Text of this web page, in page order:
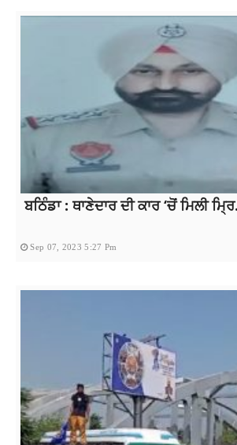
ਬਠਿੰਡਾ : ਥਾਣੇਦਾਰ ਦੀ ਕਾਰ ‘ਚੋਂ ਮਿਲੀ
Sep 07, 2023 5:27 Pm